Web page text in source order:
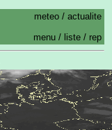
meteo / actualite
menu / liste / rep